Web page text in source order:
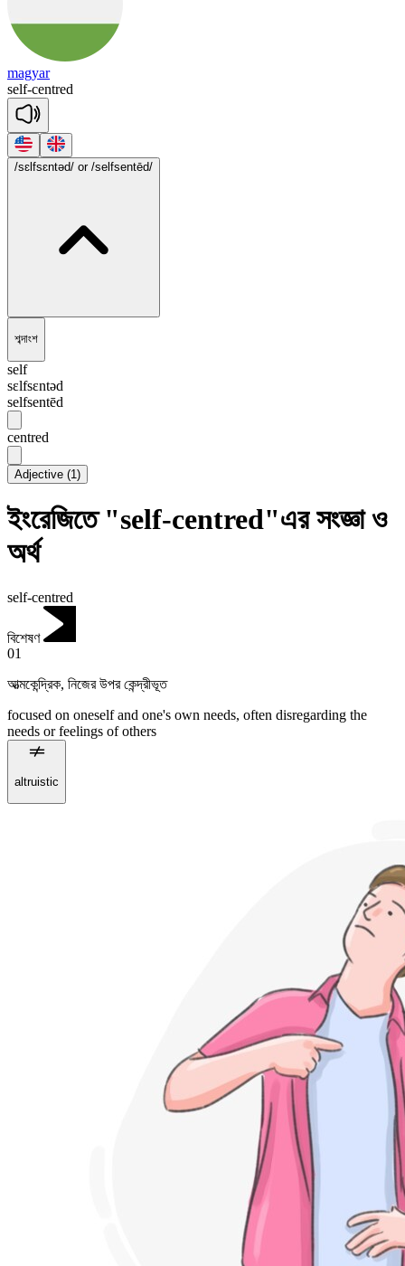
magyar
self-centred
/sɛlfsɛntəd/ or /selfsentēd/
শব্দাংশ
self
sɛlfsɛntəd
selfsentēd
centred
Adjective (1)
ইংরেজিতে "self-centred"এর সংজ্ঞা ও
অর্থ
self-centred
বিশেষণ
01
আত্মকেন্দ্রিক, নিজের উপর কেন্দ্রীভূত
focused on oneself and one's own needs, often disregarding the
needs or feelings of others
altruistic